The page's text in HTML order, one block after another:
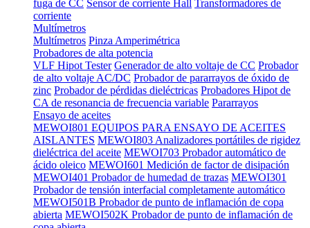
fuga de CC Sensor de corriente Hall Transformadores de
corriente
Multímetros
Multímetros Pinza Amperimétrica
Probadores de alta potencia
VLF Hipot Tester Generador de alto voltaje de CC Probador
de alto voltaje AC/DC Probador de pararrayos de óxido de
zinc Probador de pérdidas dieléctricas Probadores Hipot de
CA de resonancia de frecuencia variable Pararrayos
Ensayo de aceites
MEWOI801 EQUIPOS PARA ENSAYO DE ACEITES
AISLANTES MEWOI803 Analizadores portátiles de rigidez
dieléctrica del aceite MEWOI703 Probador automático de
ácido oleico MEWOI601 Medición de factor de disipación
MEWOI401 Probador de humedad de trazas MEWOI301
Probador de tensión interfacial completamente automático
MEWOI501B Probador de punto de inflamación de copa
abierta MEWOI502K Probador de punto de inflamación de